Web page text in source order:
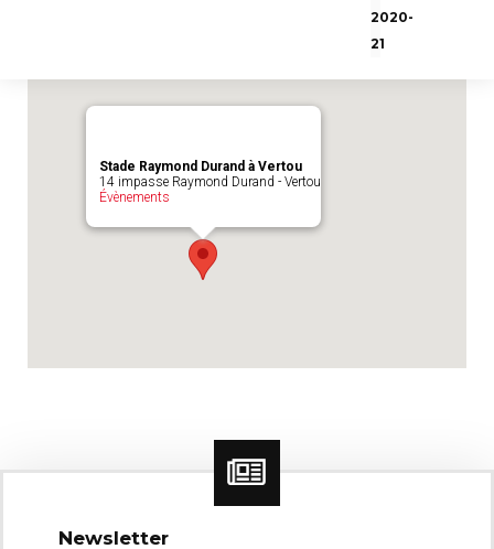
2020-
21
Stade Raymond Durand à Vertou
14 impasse Raymond Durand - Vertou
Évènements
Newsletter